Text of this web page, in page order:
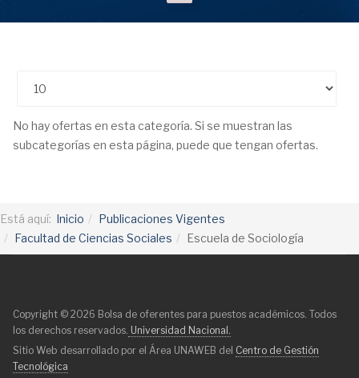
No hay ofertas en esta categoría. Si se muestran las
subcategorías en esta página, puede que tengan ofertas.
Está aquí: Inicio
Publicaciones Vigentes
Facultad de Ciencias Sociales
Escuela de Sociología
Copyright © 2026 Bolsa de oferentes para puestos académicos. Todos
los derechos reservados. Universidad Nacional.
Sitio Web desarrollado por el Área UNAWEB del Centro de Gestión
Tecnológica